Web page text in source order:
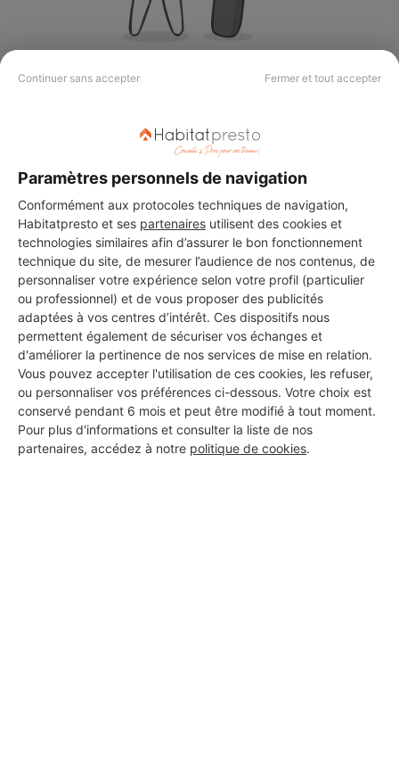
Continuer sans accepter Fermer et tout accepter
Paramètres personnels de navigation
Conformément aux protocoles techniques de navigation,
Habitatpresto et ses partenaires utilisent des cookies et
technologies similaires afin d’assurer le bon fonctionnement
technique du site, de mesurer l’audience de nos contenus, de
personnaliser votre expérience selon votre profil (particulier
ou professionnel) et de vous proposer des publicités
adaptées à vos centres d’intérêt. Ces dispositifs nous
permettent également de sécuriser vos échanges et
d'améliorer la pertinence de nos services de mise en relation.
Vous pouvez accepter l'utilisation de ces cookies, les refuser,
ou personnaliser vos préférences ci-dessous. Votre choix est
conservé pendant 6 mois et peut être modifié à tout moment.
Pour plus d'informations et consulter la liste de nos
partenaires, accédez à notre politique de cookies.
Aucun autre professionnel disponible dans cette zone
PROFESSIONNEL, VOUS
SOUHAITEZ NOUS
REJOINDRE ?
M'inscrire gratuitement
Les Installateurs d'alarmes
autour de Port-en-Bessin-